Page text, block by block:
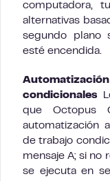
computadora,
alternativas
segundo plano
esté encendida.
condicionales
que Octopus
automatización
de trabajo
mensaje A; si no
se ejecuta en